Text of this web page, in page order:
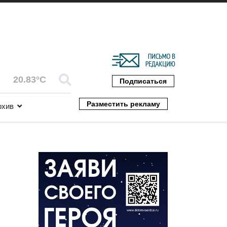
20.83°C Подписаться
Разместить рекламу